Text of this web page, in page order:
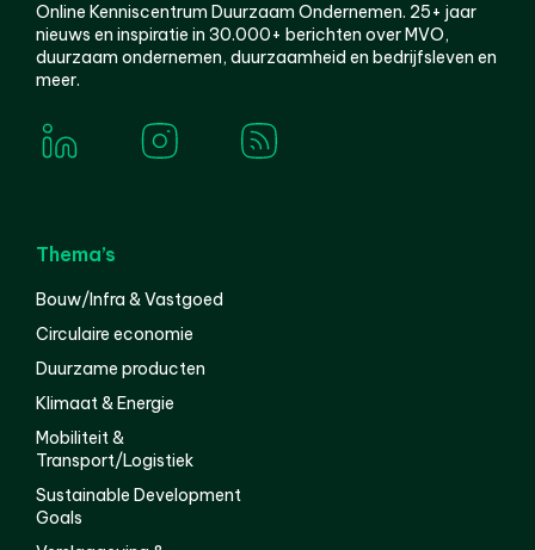
Online Kenniscentrum Duurzaam Ondernemen. 25+ jaar
nieuws en inspiratie in 30.000+ berichten over MVO,
duurzaam ondernemen, duurzaamheid en bedrijfsleven en
meer.
Thema’s
Bouw/Infra & Vastgoed
Circulaire economie
Duurzame producten
Klimaat & Energie
Mobiliteit &
Transport/Logistiek
Sustainable Development
Goals